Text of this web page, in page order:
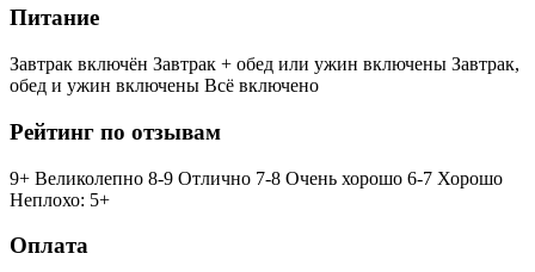
Питание
Завтрак включён Завтрак + обед или ужин включены Завтрак,
обед и ужин включены Всё включено
Рейтинг по отзывам
9+ Великолепно 8-9 Отлично 7-8 Очень хорошо 6-7 Хорошо
Неплохо: 5+
Оплата